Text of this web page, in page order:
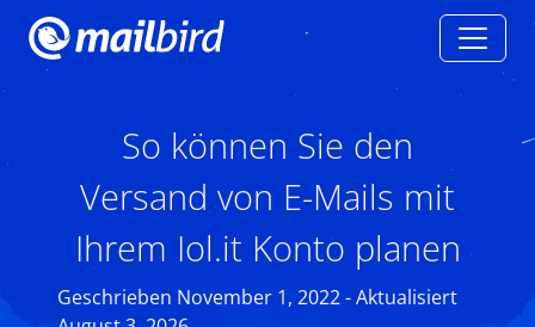
So können Sie den
Versand von E-Mails mit
Ihrem Iol.it Konto planen
Geschrieben November 1, 2022 - Aktualisiert